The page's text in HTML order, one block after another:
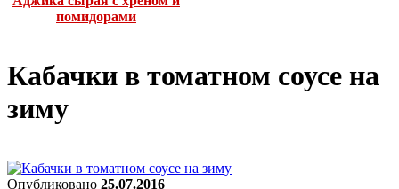
помидорами
Кабачки в томатном соусе на
зиму
Опубликовано 25.07.2016